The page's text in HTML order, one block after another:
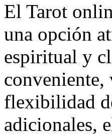
El Tarot
una opción
espiritual y
conveniente,
flexibilidad
adicionales,